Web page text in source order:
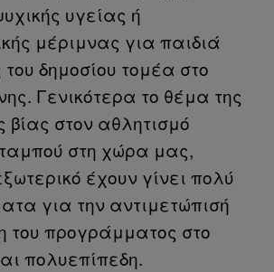
υγείας ή
μέριμνας για παιδιά
δημοσίου τομέα στο
Γενικότερα το θέμα της
βίας στον αθλητισμό
στη χώρα μας,
έχουν γίνει πολύ
για την αντιμετώπισή
του προγράμματος στο
πολυεπίπεδη.